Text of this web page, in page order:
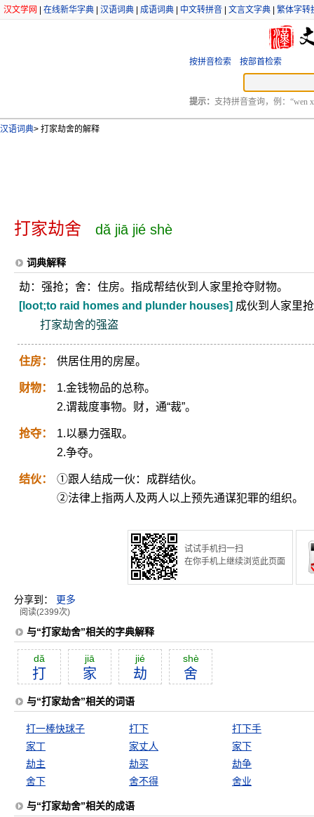
汉文学网 在线新华字典 汉语词典 成语词典 中文转拼音 文言文字典 繁体字转
按拼音检索 按部首检索
提示： 支持拼音查询，例：“wen
汉语词典> 打家劫舍的解释
打家劫舍 dǎ jiā jié shè
词典解释
劫：强抢；舍：住房。指成帮结伙到人家里抢夺财物。
[loot;to raid homes and plunder houses] 成伙到人家里
打家劫舍的强盗
住房： 供居住用的房屋。
财物：
1.金钱物品的总称。
2.谓裁度事物。财，通“裁”。
抢夺：
1.以暴力强取。
2.争夺。
结伙：
①跟人结成一伙：成群结伙。
②法律上指两人及两人以上预先通谋犯罪的组织。
试试手机扫一扫
在你手机上继续浏览此页面
分享到： 更多
阅读(2399次)
与“打家劫舍”相关的字典解释
dă
打
jiā
家
jié
劫
shè
舍
与“打家劫舍”相关的词语
打一棒快球子 打下
打下手
家丁
家丈人
家下
劫主
劫买
劫争
舍下
舍不得 舍业
与“打家劫舍”相关的成语